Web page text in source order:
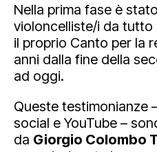
Nella prima fase è
violoncelliste/i da
il proprio Canto per la
anni dalla fine della
ad oggi.
Queste testimonianze
social e YouTube –
da Giorgio Colombo